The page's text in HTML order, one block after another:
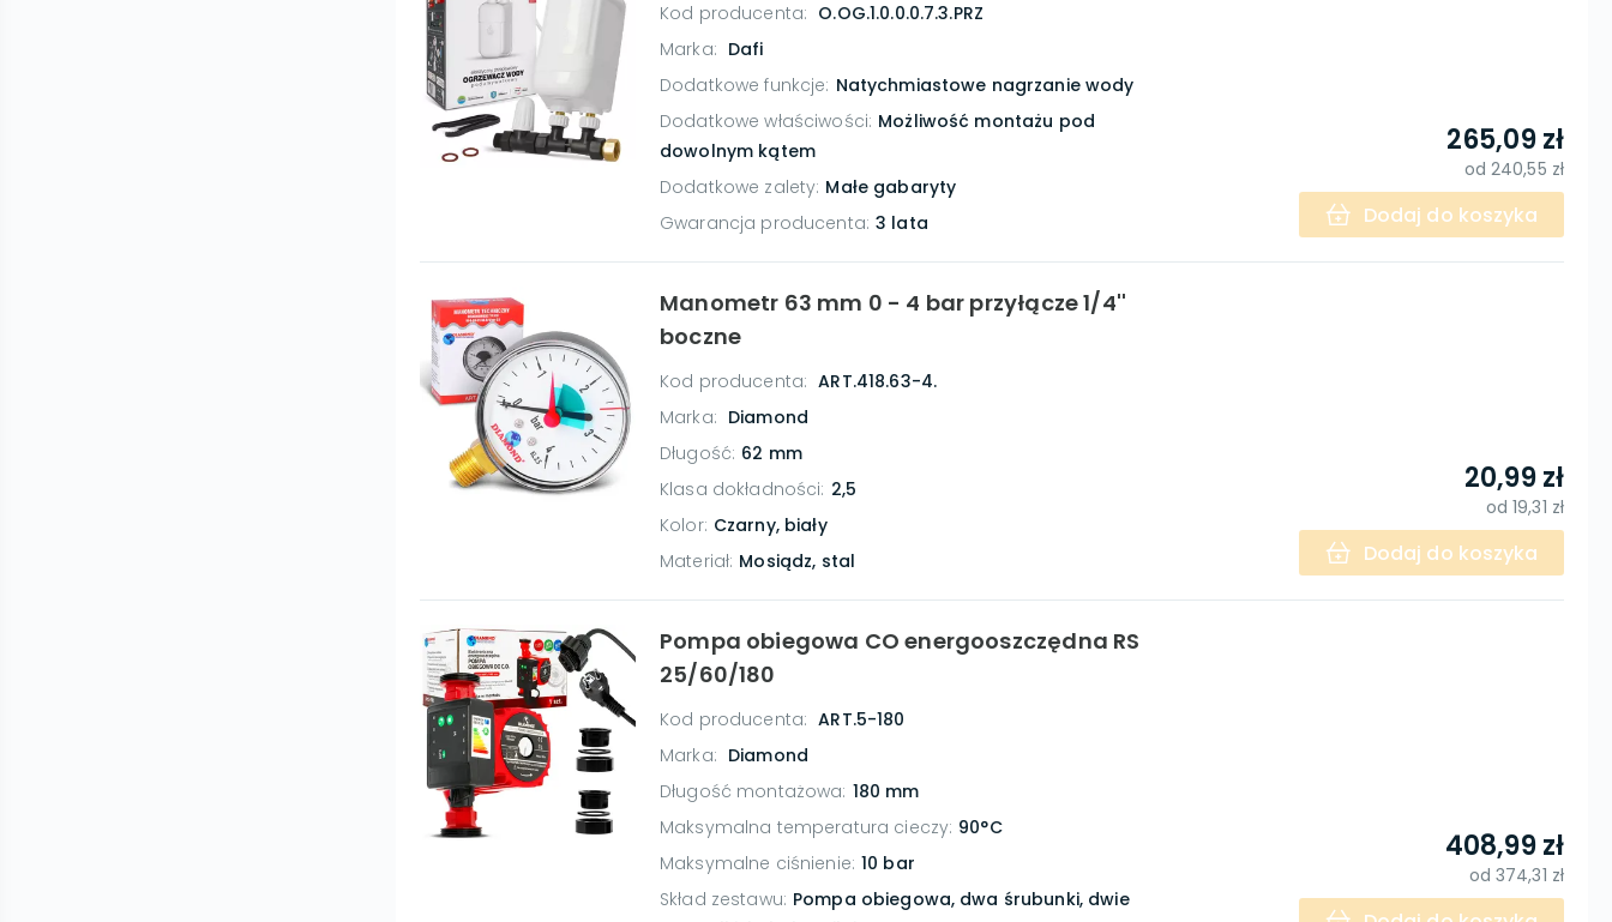
Kod producenta: O.OG.1.0.0.0.7.3.PRZ
Marka: Dafi
Dodatkowe funkcje: Natychmiastowe nagrzanie wody
Dodatkowe właściwości: Możliwość montażu pod
dowolnym kątem
Dodatkowe zalety: Małe gabaryty
Gwarancja producenta: 3 lata
265,09 zł
od240,55 zł
Dodaj do koszyka
Manometr 63 mm 0 - 4 bar przyłącze 1/4''
boczne
Kod producenta: ART.418.63-4.
Marka: Diamond
Długość: 62 mm
Klasa dokładności: 2,5
Kolor: Czarny, biały
Materiał: Mosiądz, stal
20,99 zł
od19,31 zł
Dodaj do koszyka
Pompa obiegowa CO energooszczędna RS
25/60/180
Kod producenta: ART.5-180
Marka: Diamond
Długość montażowa: 180 mm
Maksymalna temperatura cieczy: 90°C
Maksymalne ciśnienie: 10 bar
Skład zestawu: Pompa obiegowa, dwa śrubunki, dwie
408,99 zł
od374,31 zł